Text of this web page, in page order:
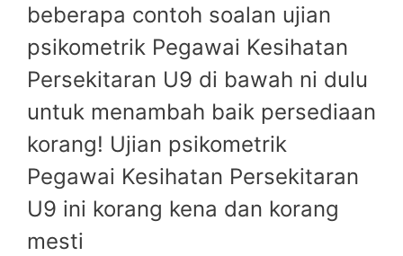
beberapa contoh soalan ujian
psikometrik Pegawai Kesihatan
Persekitaran U9 di bawah ni dulu
untuk menambah baik persediaan
korang! Ujian psikometrik
Pegawai Kesihatan Persekitaran
U9 ini korang kena dan korang
mesti